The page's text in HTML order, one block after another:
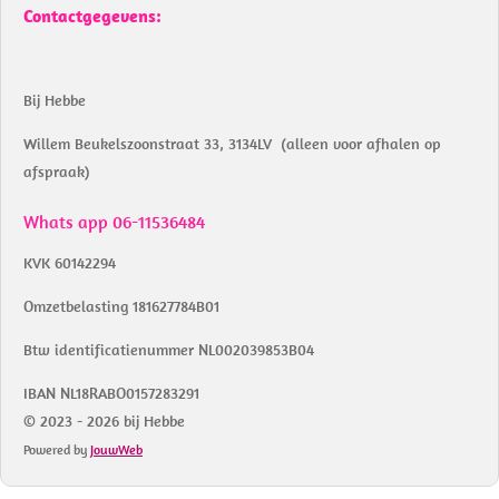
Contactgegevens:
Bij Hebbe
Willem Beukelszoonstraat 33, 3134LV (alleen voor afhalen op
afspraak)
Whats app 06-11536484
KVK 60142294
Omzetbelasting 181627784B01
Btw identificatienummer NL002039853B04
IBAN NL18RABO0157283291
© 2023 - 2026 bij Hebbe
Powered by JouwWeb